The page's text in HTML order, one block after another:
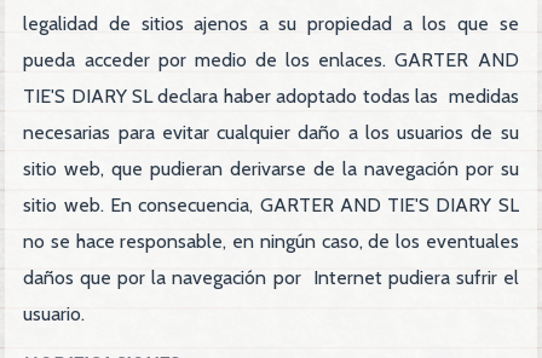
legalidad de sitios ajenos a su propiedad a los que se
pueda acceder por medio de los enlaces. GARTER AND
TIE'S DIARY SL declara haber adoptado todas las medidas
necesarias para evitar cualquier daño a los usuarios de su
sitio web, que pudieran derivarse de la navegación por su
sitio web. En consecuencia, GARTER AND TIE'S DIARY SL
no se hace responsable, en ningún caso, de los eventuales
daños que por la navegación por Internet pudiera sufrir el
usuario.